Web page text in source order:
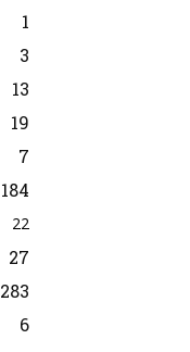
1
3
13
19
7
184
22
27
283
6